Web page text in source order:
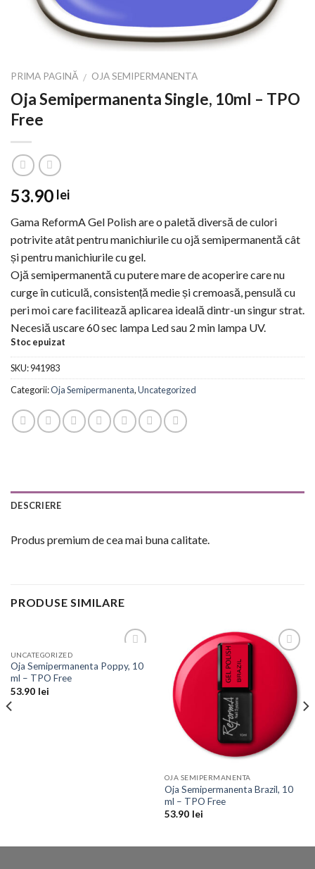
PRIMA PAGINĂ / OJA SEMIPERMANENTA
Oja Semipermanenta Single, 10ml – TPO
Free
53.90 lei
Gama ReformA Gel Polish are o paletă diversă de culori
potrivite atât pentru manichiurile cu ojă semipermanentă cât
și pentru manichiurile cu gel.
Ojă semipermanentă cu putere mare de acoperire care nu
curge în cuticulă, consistență medie și cremoasă, pensulă cu
peri moi care facilitează aplicarea ideală dintr-un singur strat.
Necesiă uscare 60 sec lampa Led sau 2 min lampa UV.
Stoc epuizat
SKU:941983
Categorii:Oja Semipermanenta,Uncategorized
DESCRIERE
Produs premium de cea mai buna calitate.
PRODUSE SIMILARE
Wishlist
UNCATEGORIZED
Oja Semipermanenta Poppy, 10
ml – TPO Free
53.90 lei
Add to
Wishlist
OJA SEMIPERMANENTA
Oja Semipermanenta Brazil, 10
ml – TPO Free
53.90 lei